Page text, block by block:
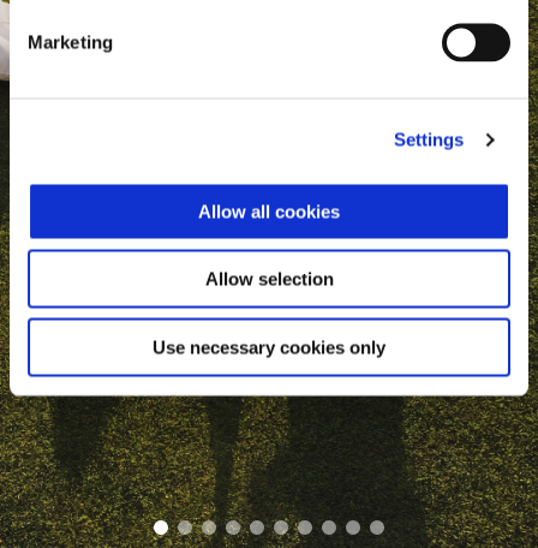
Marketing
Settings
Allow all cookies
Allow selection
Use necessary cookies only
item
0
item
1
item
2
item
3
item
4
item
5
item
6
7
8
9